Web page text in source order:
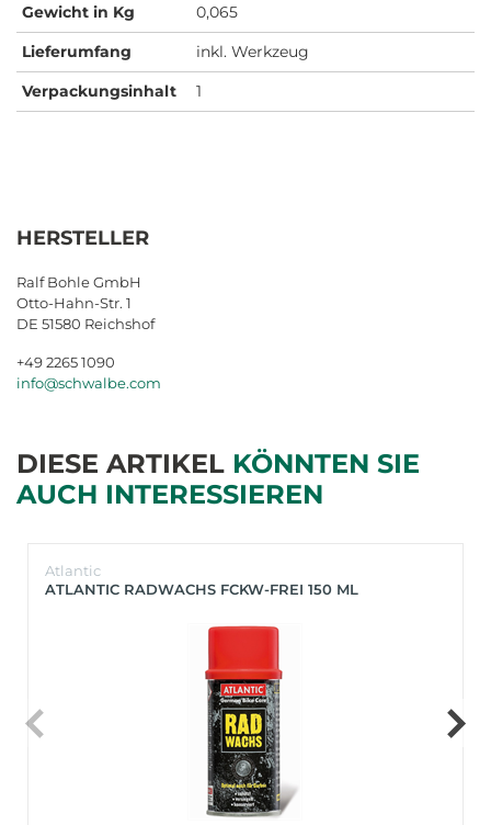
Gewicht in Kg
0,065
Lieferumfang
inkl. Werkzeug
Verpackungsinhalt
1
HERSTELLER
Ralf Bohle GmbH
Otto-Hahn-Str. 1
DE 51580 Reichshof
+49 2265 1090
info@schwalbe.com
DIESE ARTIKEL KÖNNTEN SIE
AUCH INTERESSIEREN
Atlantic
ATLANTIC RADWACHS FCKW-FREI 150 ML